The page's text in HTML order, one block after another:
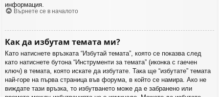
информация.
Върнете се в началото
Как да избутам темата ми?
Като натиснете връзката “Избутай темата”, която се показва след
като натиснете бутона “Инструменти за темата” (иконка с гаечен
ключ) в темата, която искате да избутате. Така ще “избутате” темата
най-горе на първа страница във форума, в който се намира. Ако не
виждате тази връзка, то избутването може да е забранено или